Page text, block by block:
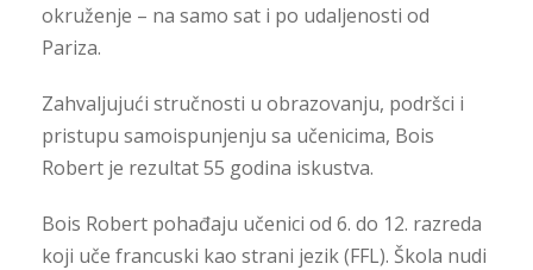
okruženje – na samo sat i po udaljenosti od
Pariza.
Zahvaljujući stručnosti u obrazovanju, podršci i
pristupu samoispunjenju sa učenicima, Bois
Robert je rezultat 55 godina iskustva.
Bois Robert pohađaju učenici od 6. do 12. razreda
koji uče francuski kao strani jezik (FFL). Škola nudi